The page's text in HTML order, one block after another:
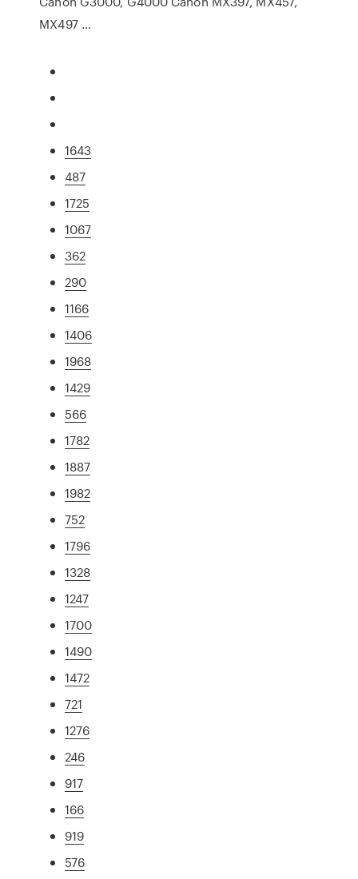
MX497 …
1643
487
1725
1067
362
290
1166
1406
1968
1429
566
1782
1887
1982
752
1796
1328
1247
1700
1490
1472
721
1276
246
917
166
919
576